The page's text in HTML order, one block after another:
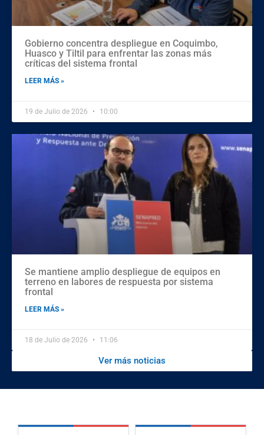
Gobierno concentra despliegue en Coquimbo,
Huasco y Tiltil para enfrentar las zonas más
críticas del sistema frontal
LEER MÁS »
19 de Julio de 2026 10:00
Se mantiene amplio despliegue de equipos en
terreno en labores de respuesta por sistema
frontal
LEER MÁS »
18 de Julio de 2026 11:06
Ver más noticias